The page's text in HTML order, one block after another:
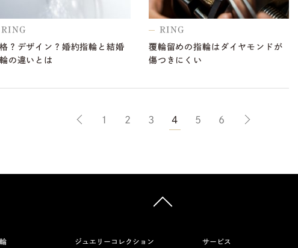
RING
？デザイン？婚約指輪と結婚
の違いとは
RING
覆輪留めの指輪はダイヤモンドが
傷つきにくい
1 2 3 4 5 6
ジュエリーコレクション サービス